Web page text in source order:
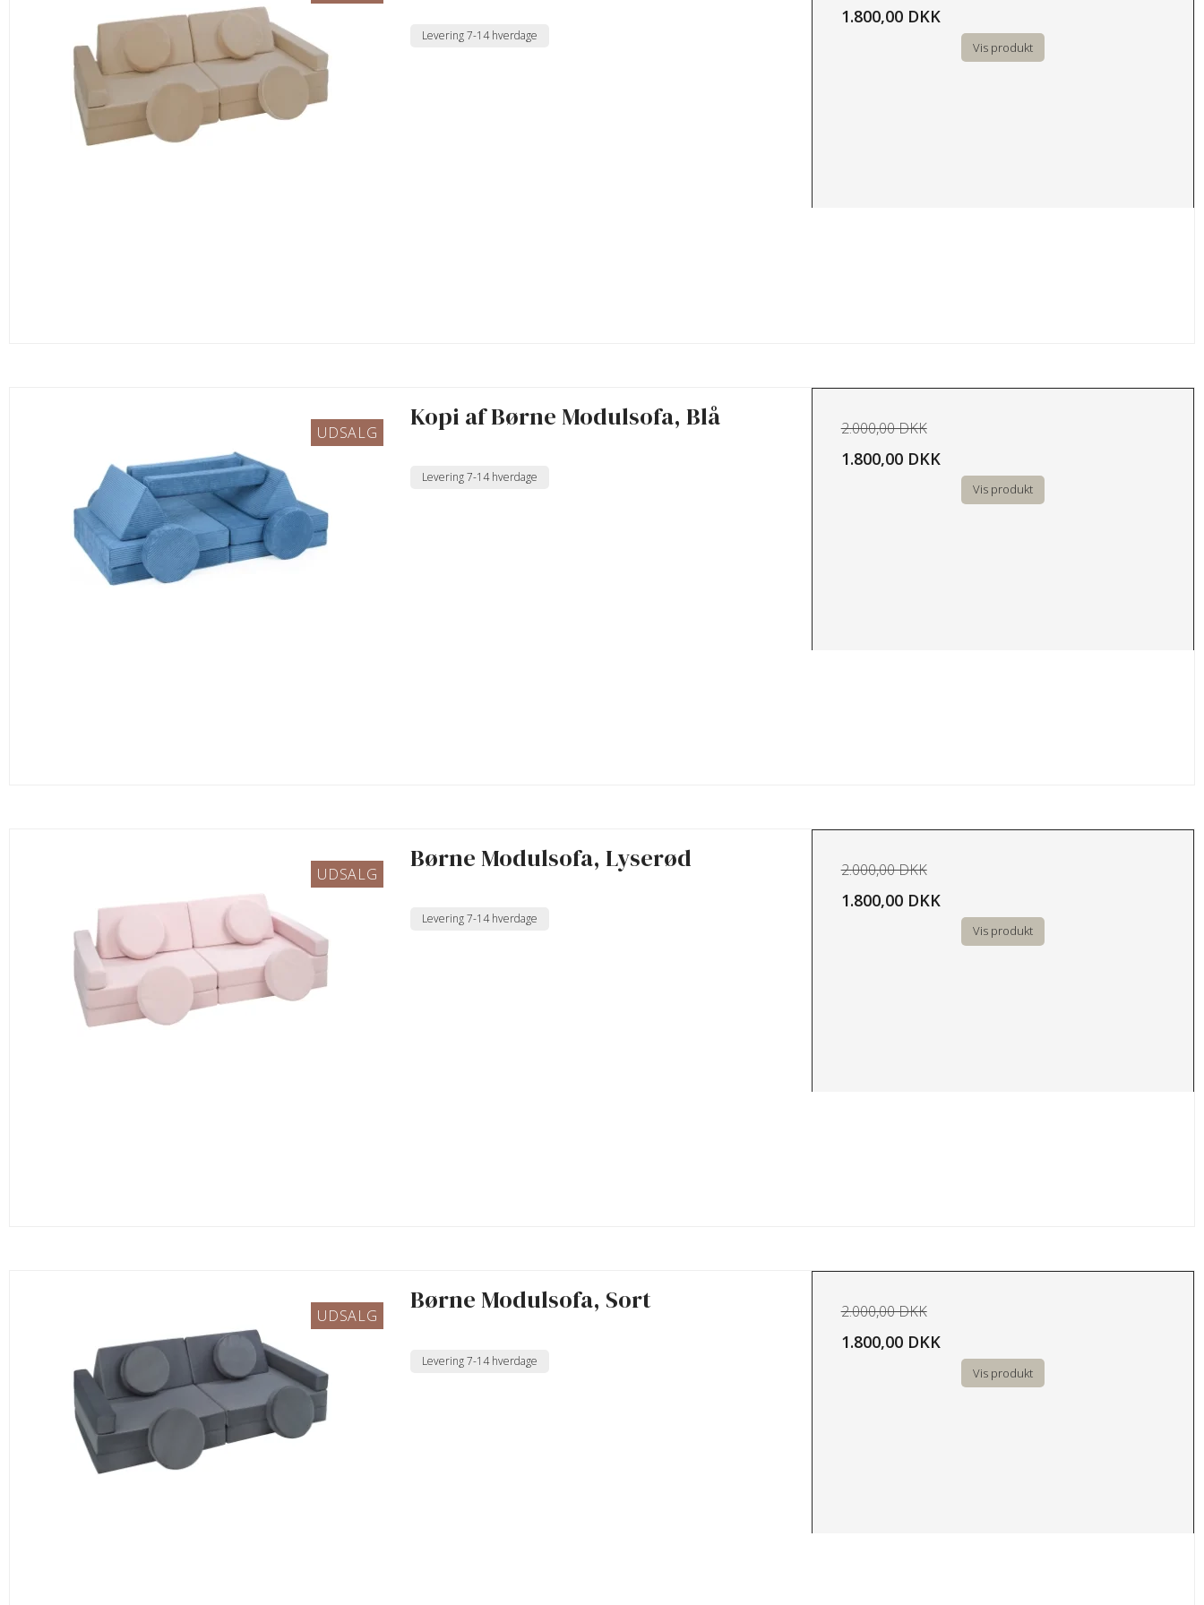
Levering 7-14 hverdage
1.800,00 DKK
Vis produkt
UDSALG Kopi af Børne Modulsofa, Blå
Levering 7-14 hverdage
2.000,00 DKK
1.800,00 DKK
Vis produkt
UDSALG Børne Modulsofa, Lyserød
Levering 7-14 hverdage
2.000,00 DKK
1.800,00 DKK
Vis produkt
UDSALG Børne Modulsofa, Sort
Levering 7-14 hverdage
2.000,00 DKK
1.800,00 DKK
Vis produkt